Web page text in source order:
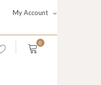
My Account
0